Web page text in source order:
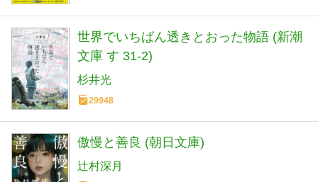
世界でいちばん透きとおった物語 (新潮
文庫 す 31-2)
杉井光
29948
傲慢と善良 (朝日文庫)
辻村深月